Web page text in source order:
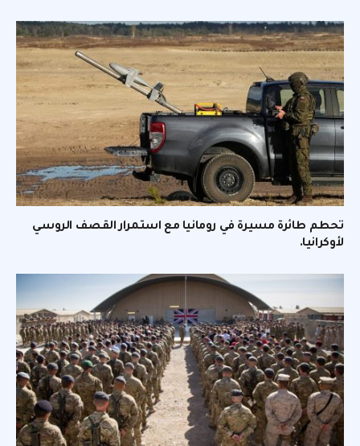
تحطم طائرة مسيرة في رومانيا مع استمرار القصف الروسي
لأوكرانيا.